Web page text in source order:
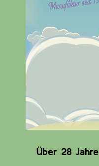
Über 28